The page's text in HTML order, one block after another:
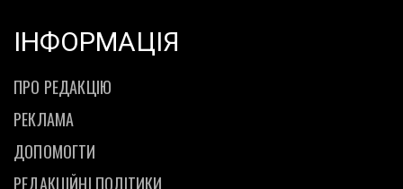
ІНФОРМАЦІЯ
ПРО РЕДАКЦІЮ
РЕКЛАМА
ДОПОМОГТИ
РЕДАКЦІЙНІ ПОЛІТИКИ